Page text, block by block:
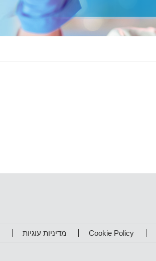
Cookie Policy מדיניות עוגיות